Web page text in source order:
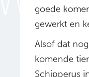
goede
gewerkt en
Alsof dat
komende
Schipperus